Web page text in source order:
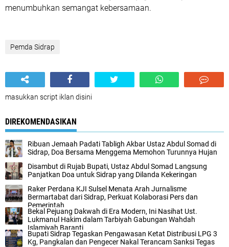
menumbuhkan semangat kebersamaan.
Pemda Sidrap
masukkan script iklan disini
DIREKOMENDASIKAN
Ribuan Jemaah Padati Tabligh Akbar Ustaz Abdul Somad di
Sidrap, Doa Bersama Menggema Memohon Turunnya Hujan
Disambut di Rujab Bupati, Ustaz Abdul Somad Langsung
Panjatkan Doa untuk Sidrap yang Dilanda Kekeringan
Raker Perdana KJI Sulsel Menata Arah Jurnalisme
Bermartabat dari Sidrap, Perkuat Kolaborasi Pers dan
Pemerintah
Bekal Pejuang Dakwah di Era Modern, Ini Nasihat Ust.
Lukmanul Hakim dalam Tarbiyah Gabungan Wahdah
Islamiyah Baranti
Bupati Sidrap Tegaskan Pengawasan Ketat Distribusi LPG 3
Kg, Pangkalan dan Pengecer Nakal Terancam Sanksi Tegas